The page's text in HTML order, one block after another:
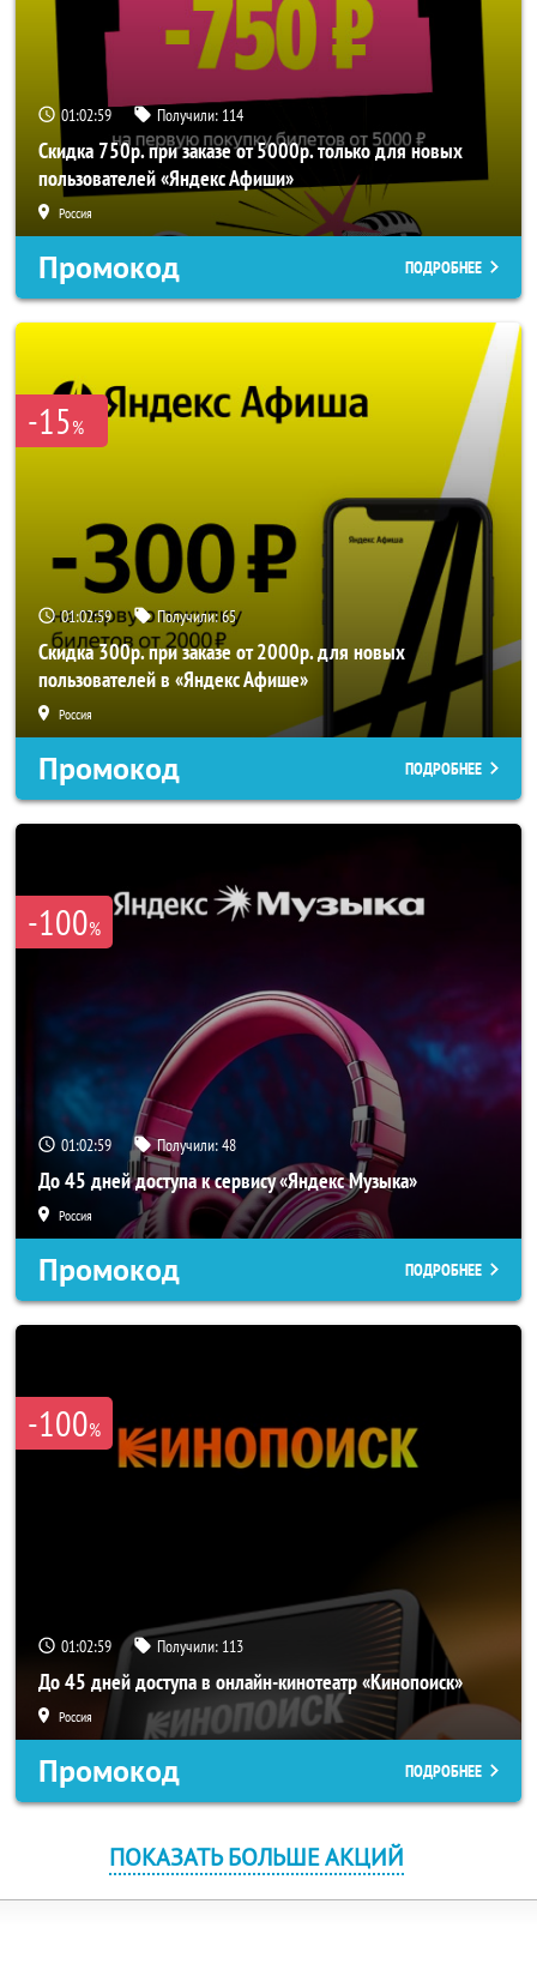
01:02:58 Получили: 114
Скидка 750р. при заказе от 5000р. только для новых
пользователей «Яндекс Афиши»
Россия
Промокод ПОДРОБНЕЕ
-15%
01:02:58 Получили:65
Скидка 300р. при заказе от 2000р. для новых
пользователей в «Яндекс Афише»
Россия
Промокод ПОДРОБНЕЕ
-100%
01:02:58 Получили:48
До 45 дней доступа к сервису «Яндекс Музыка»
Россия
Промокод ПОДРОБНЕЕ
-100%
01:02:58 Получили: 113
До 45 дней доступа в онлайн-кинотеатр «Кинопоиск»
Россия
Промокод ПОДРОБНЕЕ
ПОКАЗАТЬ БОЛЬШЕ АКЦИЙ